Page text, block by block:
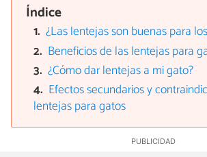
Índice
¿Las lentejas son buenas para
Beneficios de las lentejas para
¿Cómo dar lentejas a mi gato?
Efectos secundarios y
lentejas para gatos